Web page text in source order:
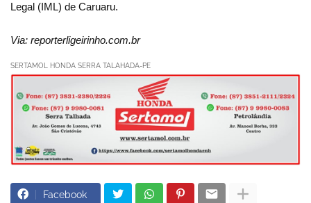
Legal (IML) de Caruaru.
Via: reporterligeirinho.com.br
SERTAMOL HONDA SERRA TALAHADA-PE
Facebook